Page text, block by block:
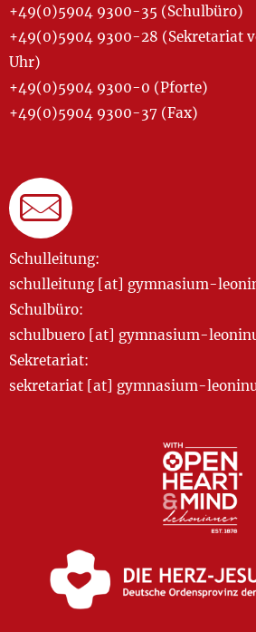
+49(0)5904 9300-35 (Schulbüro)
+49(0)5904 9300-28 (Sekretariat
Uhr)
+49(0)5904 9300-0 (Pforte)
+49(0)5904 9300-37 (Fax)
Schulleitung:
schulleitung [at] gymnasium-
Schulbüro:
schulbuero [at] gymnasium-
Sekretariat:
sekretariat [at] gymnasium-